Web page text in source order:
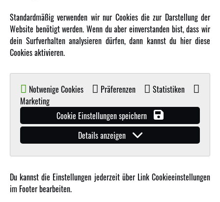
Amewi Construction - Nutzfahrzeuge
Malinos - Die kreative Seite von Amewi
Werden Sie Amewi Händler
© Copyright 2019 - 2026 Amewi Trade GmbH - Alle Rechte vorbehalten |Impressum| Der
Standardmäßig verwenden wir nur Cookies die zur Darstellung der
Website benötigt werden. Wenn du aber einverstanden bist, dass wir
dein Surfverhalten analysieren dürfen, dann kannst du hier diese
Cookies aktivieren.
Notwenige Cookies Präferenzen
Statistiken
Marketing
Cookie Einstellungen speichern
Details anzeigen
Du kannst die Einstellungen jederzeit über Link Cookieeinstellungen
im Footer bearbeiten.